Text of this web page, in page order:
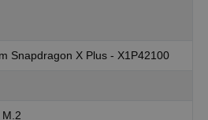
Snapdragon X Plus - X1P42100
M.2